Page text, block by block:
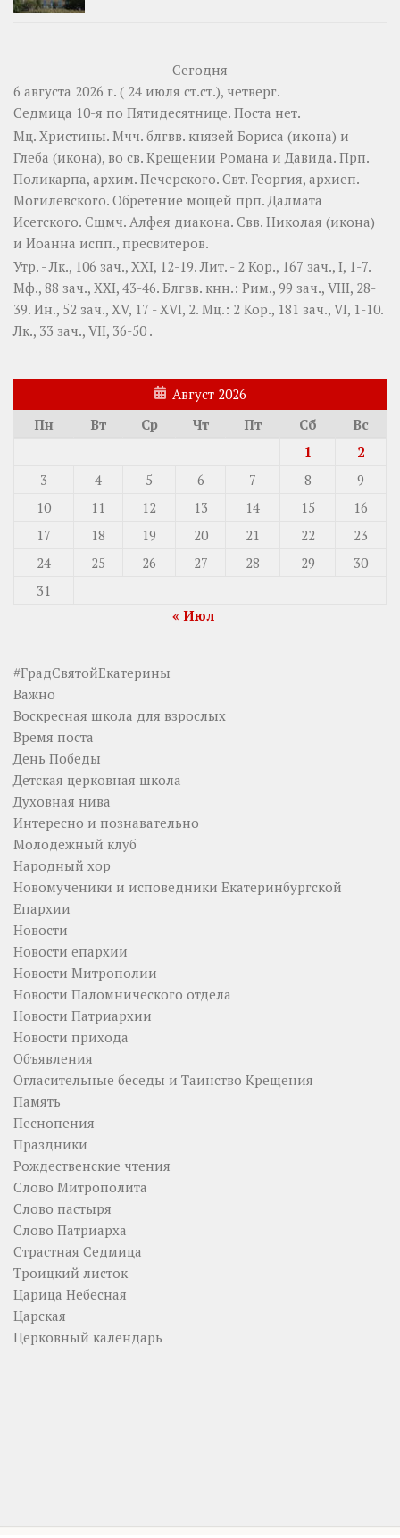
Сегодня
6 августа 2026 г. ( 24 июля ст.ст.), четверг.
Седмица 10-я по Пятидесятнице. Поста нет.
Мц. Христины. Мчч. блгвв. князей Бориса (икона) и
Глеба (икона), во св. Крещении Романа и Давида. Прп.
Поликарпа, архим. Печерского. Свт. Георгия, архиеп.
Могилевского. Обретение мощей прп. Далмата
Исетского. Сщмч. Алфея диакона. Свв. Николая (икона)
и Иоанна испп., пресвитеров.
Утр. -Лк., 106 зач., XXI, 12-19.Лит. - 2 Кор., 167 зач., I, 1-7.
Мф., 88 зач., XXI, 43-46. Блгвв. кнн.: Рим., 99 зач., VIII, 28-
39. Ин., 52 зач., XV, 17 - XVI, 2. Мц.: 2 Кор., 181 зач., VI, 1-10.
Лк., 33 зач., VII, 36-50 .
Август 2026
Пн
Вт Ср Чт Пт Сб
Вс
1
2
3
4 5 6 7 8
9
10
11 12 13 14 15
16
17
18 19 20 21 22
23
24
25 26 27 28 29
30
31
« Июл
#ГрадСвятойЕкатерины
Важно
Воскресная школа для взрослых
Время поста
День Победы
Детская церковная школа
Духовная нива
Интересно и познавательно
Молодежный клуб
Народный хор
Новомученики и исповедники Екатеринбургской
Епархии
Новости
Новости епархии
Новости Митрополии
Новости Паломнического отдела
Новости Патриархии
Новости прихода
Объявления
Огласительные беседы и Таинство Крещения
Память
Песнопения
Праздники
Рождественские чтения
Слово Митрополита
Слово пастыря
Слово Патриарха
Страстная Седмица
Троицкий листок
Царица Небесная
Царская
Церковный календарь